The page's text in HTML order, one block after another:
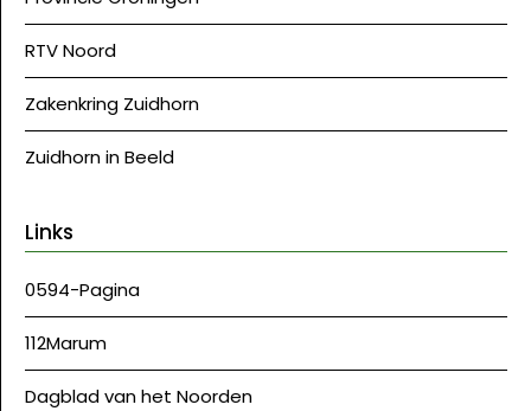
RTV Noord
Zakenkring Zuidhorn
Zuidhorn in Beeld
Links
0594-Pagina
112Marum
Dagblad van het Noorden